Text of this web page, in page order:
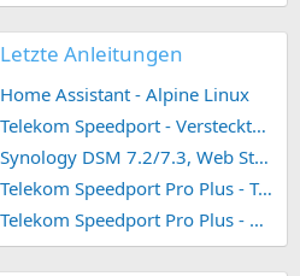
Letzte Anleitungen
Home Assistant - Alpine Linux
Telekom Speedport - Versteckte Konfigurationen
Synology DSM 7.2/7.3, Web Station 4, Webdienst und Webportal erstellen (ehemals vHost)
Telekom Speedport Pro Plus - Telefonie einrichten
Telekom Speedport Pro Plus - Netzwerk einrichten